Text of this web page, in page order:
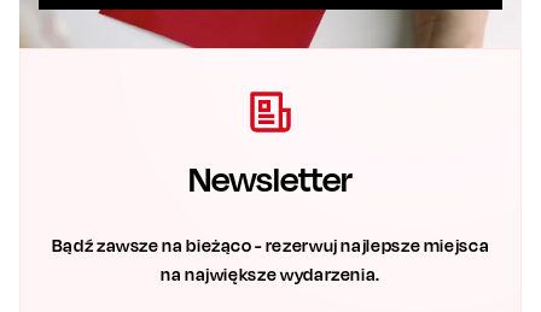
Newsletter
Bądź zawsze na bieżąco - rezerwuj najlepsze miejsca
na największe wydarzenia.